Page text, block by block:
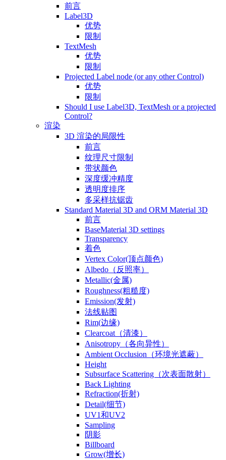
前言
Label3D
优势
限制
TextMesh
优势
限制
Projected Label node (or any other Control)
优势
限制
Should I use Label3D, TextMesh or a projected
Control?
渲染
3D 渲染的局限性
前言
纹理尺寸限制
带状颜色
深度缓冲精度
透明度排序
多采样抗锯齿
Standard Material 3D and ORM Material 3D
前言
BaseMaterial 3D settings
Transparency
着色
Vertex Color(顶点颜色)
Albedo（反照率）
Metallic(金属)
Roughness(粗糙度)
Emission(发射)
法线贴图
Rim(边缘)
Clearcoat（清漆）
Anisotropy（各向异性）
Ambient Occlusion（环境光遮蔽）
Height
Subsurface Scattering（次表面散射）
Back Lighting
Refraction(折射)
Detail(细节)
UV1和UV2
Sampling
阴影
Billboard
Grow(增长)